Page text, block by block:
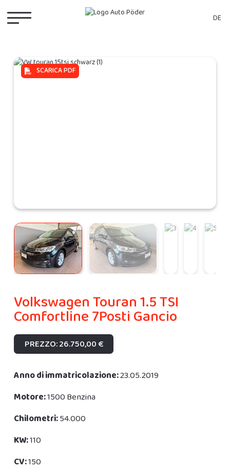
SCARICA PDF
Volkswagen Touran 1.5 TSI
Comfortline 7Posti Gancio
PREZZO: 26.750,00 €
Anno di immatricolazione:23.05.2019
Motore:1500 Benzina
Chilometri:54.000
KW:110
CV:150
DE